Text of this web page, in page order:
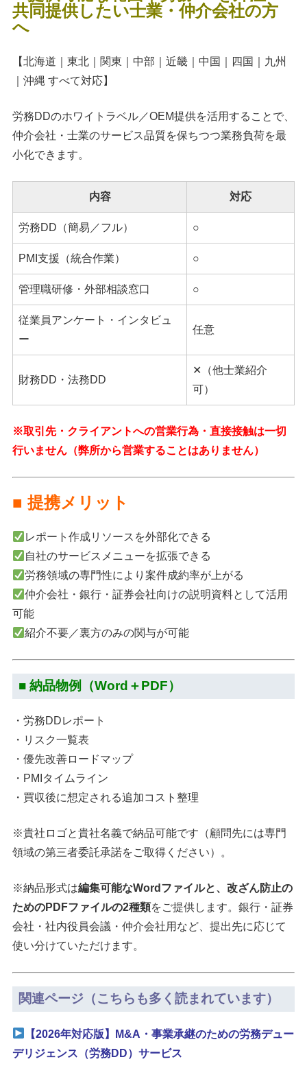
共同提供したい士業・仲介会社の方
へ
【北海道｜東北｜関東｜中部｜近畿｜中国｜四国｜九州
｜沖縄 すべて対応】
労務DDのホワイトラベル／OEM提供を活用することで、
仲介会社・士業のサービス品質を保ちつつ業務負荷を最
小化できます。
内容 対応
労務DD（簡易／フル） ○
PMI支援（統合作業） ○
管理職研修・外部相談窓口 ○
従業員アンケート・インタビュ
ー
任意
財務DD・法務DD
✕（他士業紹介
可）
※取引先・クライアントへの営業行為・直接接触は一切
行いません（弊所から営業することはありません）
■ 提携メリット
レポート作成リソースを外部化できる
自社のサービスメニューを拡張できる
労務領域の専門性により案件成約率が上がる
仲介会社・銀行・証券会社向けの説明資料として活用
可能
紹介不要／裏方のみの関与が可能
■ 納品物例（Word＋PDF）
・労務DDレポート
・リスク一覧表
・優先改善ロードマップ
・PMIタイムライン
・買収後に想定される追加コスト整理
※貴社ロゴと貴社名義で納品可能です（顧問先には専門
領域の第三者委託承諾をご取得ください）。
※納品形式は編集可能なWordファイルと、改ざん防止の
ためのPDFファイルの2種類をご提供します。銀行・証券
会社・社内役員会議・仲介会社用など、提出先に応じて
使い分けていただけます。
関連ページ（こちらも多く読まれています）
【2026年対応版】M&A・事業承継のための労務デュー
デリジェンス（労務DD）サービス